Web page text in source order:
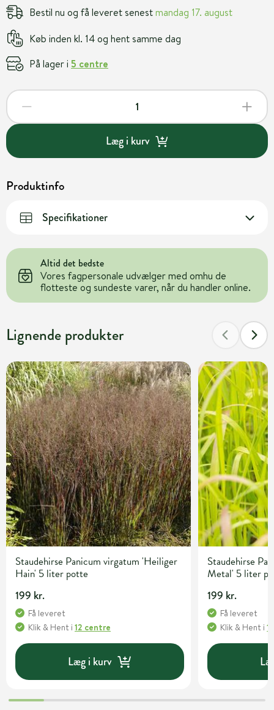
Bestil nu og få leveret senestmandag 17. august
Køb inden kl. 14 og hent samme dag
På lager i 5 centre
Læg i kurv
Produktinfo
Specifikationer
Altid det bedste
Vores fagpersonale udvælger med omhu de
flotteste og sundeste varer, når du handler online.
Lignende produkter
Staudehirse Panicum virgatum 'Heiliger
Hain' 5 liter potte
199 kr.
Få leveret
Klik & Hent i 12 centre
Læg i kurv
Staudehirse
Metal' 5 liter
199 kr.
Få leveret
Klik & Hent i